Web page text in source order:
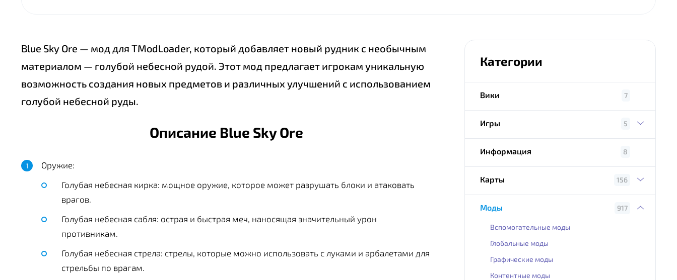
Blue Sky Ore — мод для TModLoader, который добавляет новый рудник с необычным
материалом — голубой небесной рудой. Этот мод предлагает игрокам уникальную
возможность создания новых предметов и различных улучшений с использованием
голубой небесной руды.
Описание Blue Sky Ore
Оружие:
Голубая небесная кирка: мощное оружие, которое может разрушать блоки и атаковать
врагов.
Голубая небесная сабля: острая и быстрая меч, наносящая значительный урон
противникам.
Голубая небесная стрела: стрелы, которые можно использовать с луками и арбалетами для
стрельбы по врагам.
Категории
Вики 7
Игры 5
Информация 8
Карты 156
Моды 917
Вспомогательные моды
Глобальные моды
Графические моды
Контентные моды